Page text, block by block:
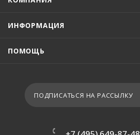
ИНФОРМАЦИЯ
ПОМОЩЬ
ПОДПИСАТЬСЯ НА РАССЫЛКУ